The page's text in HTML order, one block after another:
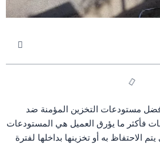
أفضل مستودعات التخزين المؤمنة ضد
فأكثر ما يؤرق العميل هي المستودعات
الاحتفاظ به أو تخزينها بداخلها لفترة